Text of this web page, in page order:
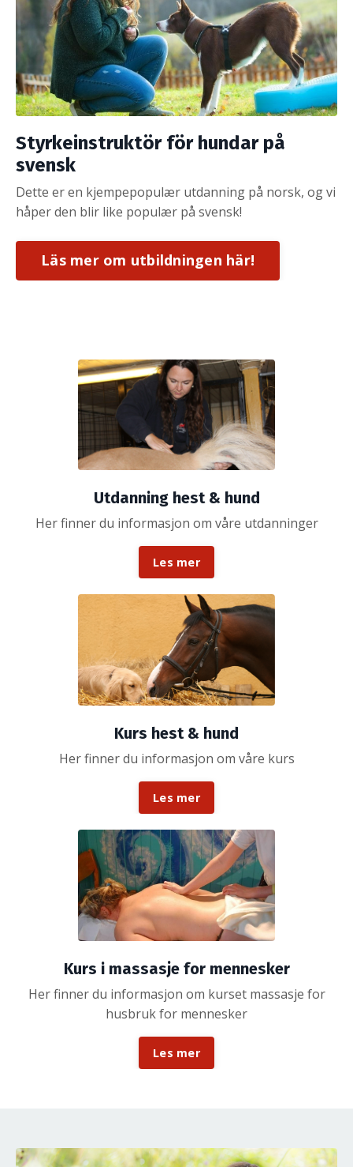
Styrkeinstruktör för hundar på
svensk
Dette er en kjempepopulær utdanning på norsk, og vi
håper den blir like populær på svensk!
Läs mer om utbildningen här!
Utdanning hest & hund
Her finner du informasjon om våre utdanninger
Les mer
Kurs hest & hund
Her finner du informasjon om våre kurs
Les mer
Kurs i massasje for mennesker
Her finner du informasjon om kurset massasje for
husbruk for mennesker
Les mer